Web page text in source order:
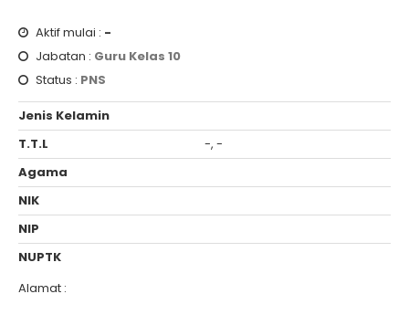
Aktif mulai : -
Jabatan : Guru Kelas 10
Status : PNS
Jenis Kelamin
T.T.L
-, -
Agama
NIK
NIP
NUPTK
Alamat :